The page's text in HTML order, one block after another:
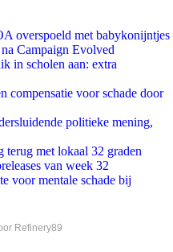
overspoeld met babykonijntjes
Campaign Evolved
in scholen aan: extra
compensatie voor schade door
politieke mening,
terug met lokaal 32 graden
van week 32
voor mentale schade bij
Refinery89